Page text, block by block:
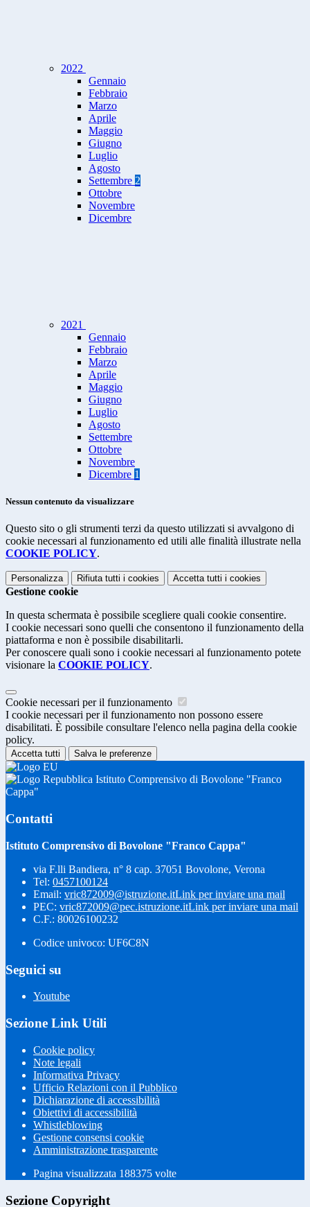
2022
Gennaio
Febbraio
Marzo
Aprile
Maggio
Giugno
Luglio
Agosto
Settembre 2
Ottobre
Novembre
Dicembre
2021
Gennaio
Febbraio
Marzo
Aprile
Maggio
Giugno
Luglio
Agosto
Settembre
Ottobre
Novembre
Dicembre 1
Nessun contenuto da visualizzare
Questo sito o gli strumenti terzi da questo utilizzati si avvalgono di
cookie necessari al funzionamento ed utili alle finalità illustrate nella
COOKIE POLICY.
Personalizza Rifiuta tutti i cookies Accetta tutti i cookies
Gestione cookie
In questa schermata è possibile scegliere quali cookie consentire.
I cookie necessari sono quelli che consentono il funzionamento della
piattaforma e non è possibile disabilitarli.
Per conoscere quali sono i cookie necessari al funzionamento potete
visionare la COOKIE POLICY.
Cookie necessari per il funzionamento
I cookie necessari per il funzionamento non possono essere
disabilitati. È possibile consultare l'elenco nella pagina della cookie
policy.
Accetta tutti Salva le preferenze
Istituto Comprensivo di Bovolone "Franco
Cappa"
Contatti
Istituto Comprensivo di Bovolone "Franco Cappa"
via F.lli Bandiera, n° 8 cap. 37051 Bovolone, Verona
Tel: 0457100124
Email: vric872009@istruzione.itLink per inviare una mail
PEC: vric872009@pec.istruzione.itLink per inviare una mail
C.F.: 80026100232
Codice univoco: UF6C8N
Seguici su
Youtube
Sezione Link Utili
Cookie policy
Note legali
Informativa Privacy
Ufficio Relazioni con il Pubblico
Dichiarazione di accessibilità
Obiettivi di accessibilità
Whistleblowing
Gestione consensi cookie
Amministrazione trasparente
Pagina visualizzata 188375 volte
Sezione Copyright